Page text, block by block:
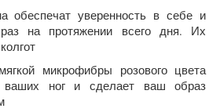
обеспечат уверенность в себе и
на протяжении всего дня. Их
микрофибры розового цвета
ваших ног и сделает ваш образ